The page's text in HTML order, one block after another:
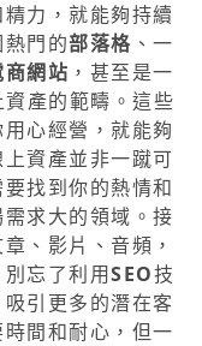
力，就能夠持續
熱門的部落格 、一
商網站 ，甚至是一
資產的範疇。這些
心經營，就能夠
資產並非一蹴可
找到你的熱情和
求大的領域。接
、影片、音頻，
忘了利用SEO技
引更多的潛在客
間和耐心，但一